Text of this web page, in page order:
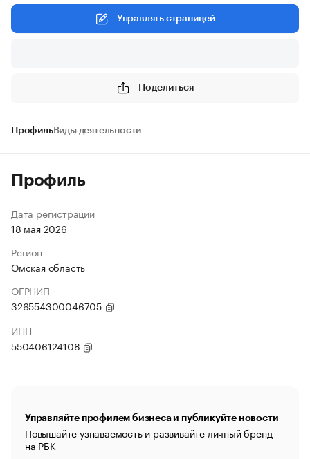
Управлять страницей
Поделиться
ПрофильВиды деятельности
Профиль
Дата регистрации
18 мая 2026
Регион
Омская область
ОГРНИП
326554300046705
ИНН
550406124108
Управляйте профилем бизнеса и публикуйте новости
Повышайте узнаваемость и развивайте личный бренд
на РБК